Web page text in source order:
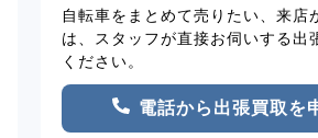
自転車をまとめて売りたい、来店
は、スタッフが直接お伺いする出
ください。
電話から出張買取を